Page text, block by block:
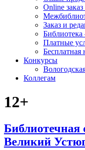
Online
Заказ и
Библиотека
Платные
Конкурсы
Коллегам
12+
Библиотечная
Великий